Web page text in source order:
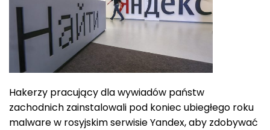
Hakerzy pracujący dla wywiadów państw
zachodnich zainstalowali pod koniec ubiegłego roku
malware w rosyjskim serwisie Yandex, aby zdobywać